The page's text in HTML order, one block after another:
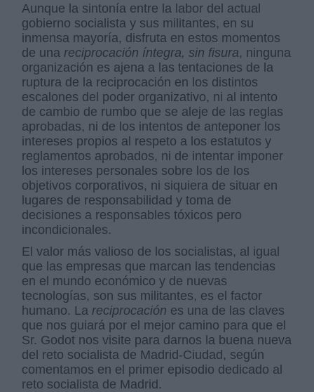
Aunque la sintonía entre la labor del actual
gobierno socialista y sus militantes, en su
inmensa mayoría, disfruta en estos momentos
de una reciprocación íntegra, sin fisura, ninguna
organización es ajena a las tentaciones de la
ruptura de la reciprocación en los distintos
escalones del poder organizativo, ni al intento
de cambio de rumbo que se aleje de las reglas
aprobadas, ni de los intentos de anteponer los
intereses propios al respeto a los estatutos y
reglamentos aprobados, ni de intentar imponer
los intereses personales sobre los de los
objetivos corporativos, ni siquiera de situar en
lugares de responsabilidad y toma de
decisiones a responsables tóxicos pero
incondicionales.
El valor más valioso de los socialistas, al igual
que las empresas que marcan las tendencias
en el mundo económico y de nuevas
tecnologías, son sus militantes, es el factor
humano. La reciprocación es una de las claves
que nos guiará por el mejor camino para que el
Sr. Godot nos visite para darnos la buena nueva
del reto socialista de Madrid-Ciudad, según
comentamos en el primer episodio dedicado al
reto socialista de Madrid.